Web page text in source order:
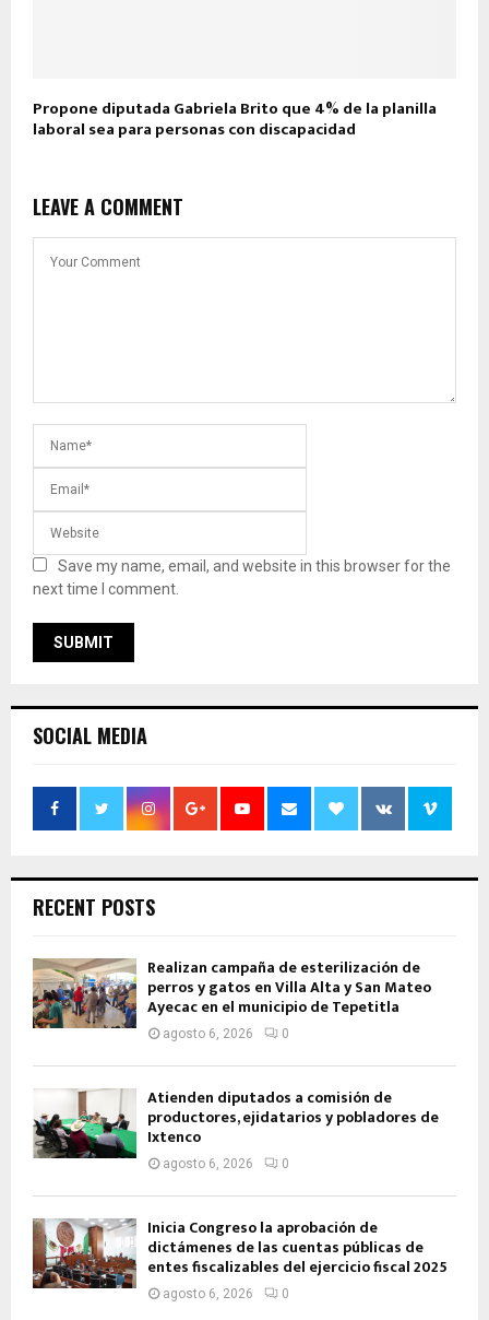
Propone diputada Gabriela Brito que 4% de la planilla
laboral sea para personas con discapacidad
LEAVE A COMMENT
Save my name, email, and website in this browser for the
next time I comment.
SOCIAL MEDIA
RECENT POSTS
Realizan campaña de esterilización de
perros y gatos en Villa Alta y San Mateo
Ayecac en el municipio de Tepetitla
agosto 6, 2026 0
Atienden diputados a comisión de
productores, ejidatarios y pobladores de
Ixtenco
agosto 6, 2026 0
Inicia Congreso la aprobación de
dictámenes de las cuentas públicas de
entes fiscalizables del ejercicio fiscal 2025
agosto 6, 2026 0